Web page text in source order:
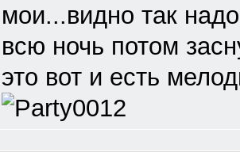
мои...видно так
всю ночь потом
это вот и есть